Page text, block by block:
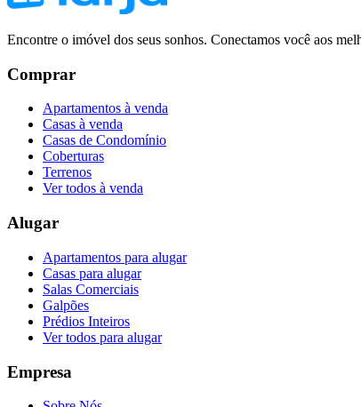
Encontre o imóvel dos seus sonhos. Conectamos você aos
Comprar
Apartamentos à venda
Casas à venda
Casas de Condomínio
Coberturas
Terrenos
Ver todos à venda
Alugar
Apartamentos para alugar
Casas para alugar
Salas Comerciais
Galpões
Prédios Inteiros
Ver todos para alugar
Empresa